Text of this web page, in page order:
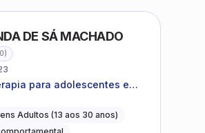
DE SÁ MACHADO
)
para adolescentes e
autoestima, relações e
profissional
Adultos (13 aos 30 anos)